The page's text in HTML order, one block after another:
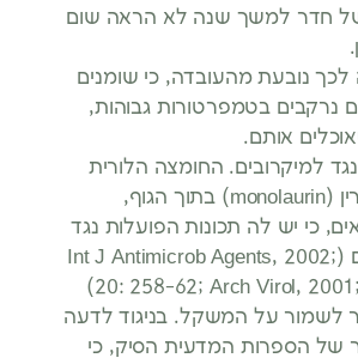
חדר למשך שנה לא הראה שום
לכך נובעת מהעובדה, כי שומנים
נרקבים בטמפרטורות גבוהות,
אותם.
למיקרובים. החומצה הלורית
הופכת למונולורין (monolaurin) בתוך הגוף,
כי יש לה תכונות הפועלות נגד
חיידקים ווירוסים (Int J Antimicrob Agents, 2002;
20: 258-62; Arch Virol,
לשמור על המשקל. בניגוד לדעה
של הספרות המדעית הסיק, כי